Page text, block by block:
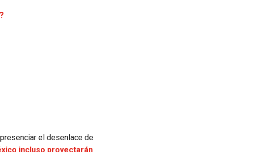
el desenlace de
incluso proyectarán